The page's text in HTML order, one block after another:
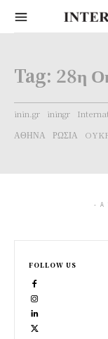
Tag: 28η
inin.gr iningr
ΑΘΗΝΑ
ΡΩΣΙΑ
- A
FOLLOW US